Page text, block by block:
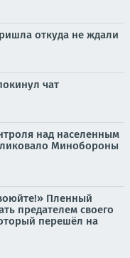
откуда не ждали
чат
над населенным
Минобороны
Пленный
предателем своего
перешёл на